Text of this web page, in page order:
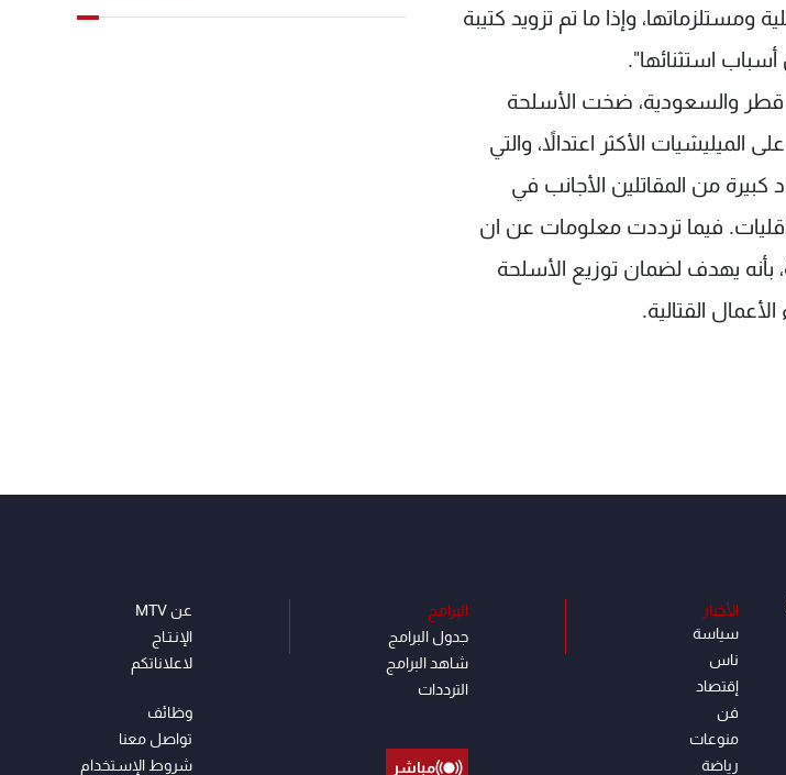
وإذا ما تم تزويد كتيبة
استثنائها".
قطر والسعودية، ضخت الأسلحة
الأكثر اعتدالاً، والتي
من المقاتلين الأجانب في
فيما ترددت معلومات عن ان
بأنه يهدف لضمان توزيع الأسلحة
القتالية.
الأخبار
سياسة
ناس
إقتصاد
فن
منوعات
رياضة
البرامج
جدول البرامج
شاهد البرامج
الترددات
مباشر
عن MTV
الإنـتـاج
لاعلاناتكم
وظائف
تواصل معنا
شروط الإسـتخدام